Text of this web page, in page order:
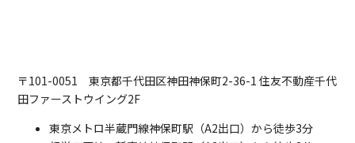
〒101-0051 東京都千代田区神田神保町2-36-1 住友不動産千代
田ファーストウイング2F
東京メトロ半蔵門線神保町駅（A2出口）から徒歩3分